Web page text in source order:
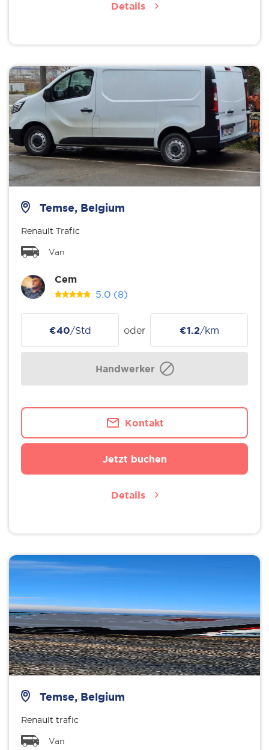
Details
Temse, Belgium
Renault Trafic
Van
Cem
5.0 (8)
€40/Std oder €1.2/km
Handwerker
Kontakt
Jetzt buchen
Details
Temse, Belgium
Renault trafic
Van